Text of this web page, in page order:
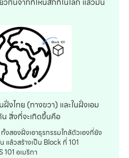
งไทย (ทางขวา) และในฝั่งเอม
สิ่งที่จะเกิดขึ้นคือ
สองฝั่งเอาธุรกรรมใกล้ตัวเองที่ยัง
แล้วสร้างเป็น Block ที่ 101
101 อเมริกา